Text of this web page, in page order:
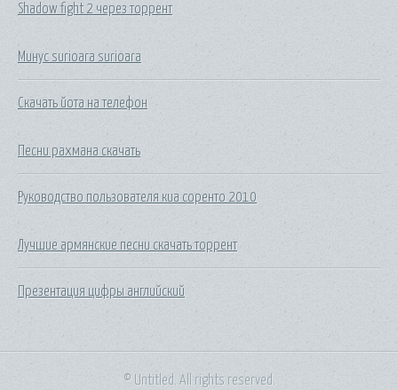
Shadow fight 2 через торрент
Минус surioara surioara
Скачать йота на телефон
Песни рахмана скачать
Руководство пользователя киа соренто 2010
Лучшие армянские песни скачать торрент
Презентация цифры английский
© Untitled. All rights reserved.